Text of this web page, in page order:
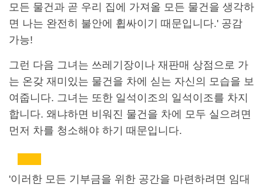
모든 물건과 곧 우리 집에 가져올 모든 물건을 생각하
면 나는 완전히 불안에 휩싸이기 때문입니다.' 공감
가능!
그런 다음 그녀는 쓰레기장이나 재판매 상점으로 가
는 온갖 재미있는 물건을 차에 싣는 자신의 모습을 보
여줍니다. 그녀는 또한 일석이조의 일석이조를 차지
합니다. 왜냐하면 비워진 물건을 차에 모두 실으려면
먼저 차를 청소해야 하기 때문입니다.
'이러한 모든 기부금을 위한 공간을 마련하려면 임대